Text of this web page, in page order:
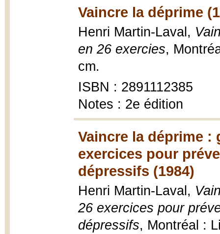
Vaincre la déprime
Henri Martin-Laval,
en 26 exercies,
cm.
ISBN : 2891112385
Notes : 2e édition
Vaincre la déprime :
exercices pour
dépressifs (1984)
Henri Martin-Laval,
26 exercices pour
dépressifs, Montréal :